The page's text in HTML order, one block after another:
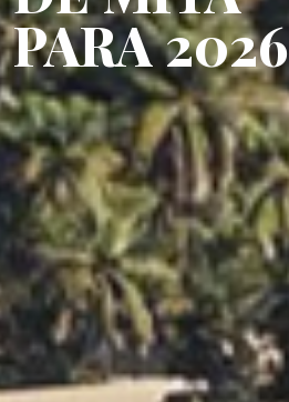
PARA 2026